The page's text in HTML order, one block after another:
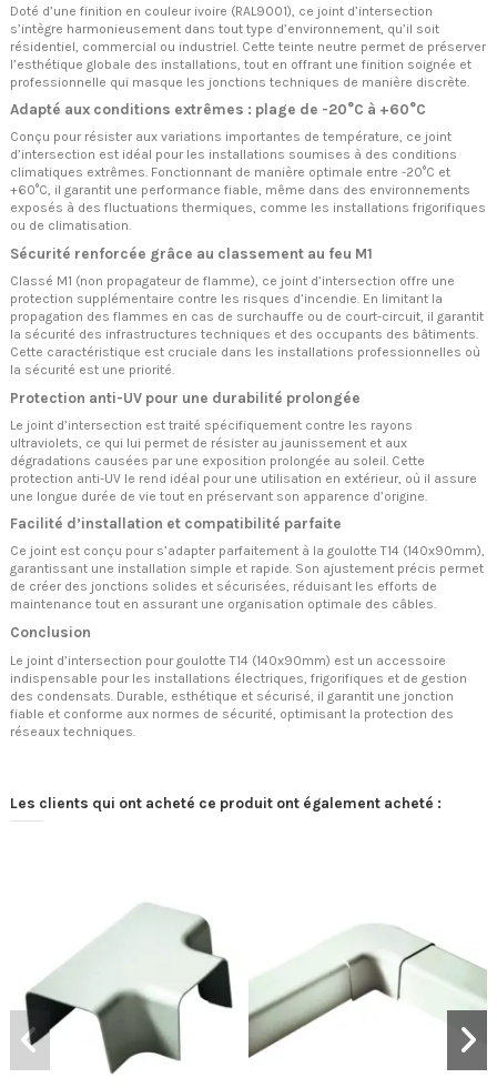
Doté d’une finition en couleur ivoire (RAL9001), ce joint d’intersection
s’intègre harmonieusement dans tout type d’environnement, qu’il soit
résidentiel, commercial ou industriel. Cette teinte neutre permet de préserver
l’esthétique globale des installations, tout en offrant une finition soignée et
professionnelle qui masque les jonctions techniques de manière discrète.
Adapté aux conditions extrêmes : plage de -20°C à +60°C
Conçu pour résister aux variations importantes de température, ce joint
d’intersection est idéal pour les installations soumises à des conditions
climatiques extrêmes. Fonctionnant de manière optimale entre -20°C et
+60°C, il garantit une performance fiable, même dans des environnements
exposés à des fluctuations thermiques, comme les installations frigorifiques
ou de climatisation.
Sécurité renforcée grâce au classement au feu M1
Classé M1 (non propagateur de flamme), ce joint d’intersection offre une
protection supplémentaire contre les risques d’incendie. En limitant la
propagation des flammes en cas de surchauffe ou de court-circuit, il garantit
la sécurité des infrastructures techniques et des occupants des bâtiments.
Cette caractéristique est cruciale dans les installations professionnelles où
la sécurité est une priorité.
Protection anti-UV pour une durabilité prolongée
Le joint d’intersection est traité spécifiquement contre les rayons
ultraviolets, ce qui lui permet de résister au jaunissement et aux
dégradations causées par une exposition prolongée au soleil. Cette
protection anti-UV le rend idéal pour une utilisation en extérieur, où il assure
une longue durée de vie tout en préservant son apparence d’origine.
Facilité d’installation et compatibilité parfaite
Ce joint est conçu pour s’adapter parfaitement à la goulotte T14 (140x90mm),
garantissant une installation simple et rapide. Son ajustement précis permet
de créer des jonctions solides et sécurisées, réduisant les efforts de
maintenance tout en assurant une organisation optimale des câbles.
Conclusion
Le joint d’intersection pour goulotte T14 (140x90mm) est un accessoire
indispensable pour les installations électriques, frigorifiques et de gestion
des condensats. Durable, esthétique et sécurisé, il garantit une jonction
fiable et conforme aux normes de sécurité, optimisant la protection des
réseaux techniques.
Les clients qui ont acheté ce produit ont également acheté :